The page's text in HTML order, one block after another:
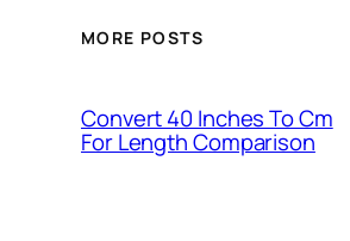
MORE POSTS
Convert 40 Inches To Cm
For Length Comparison